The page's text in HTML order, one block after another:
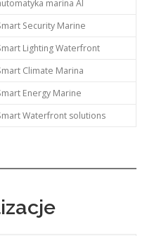
marina AI
Security Marine
Lighting Waterfront
Climate Marina
Energy Marine
Waterfront solutions